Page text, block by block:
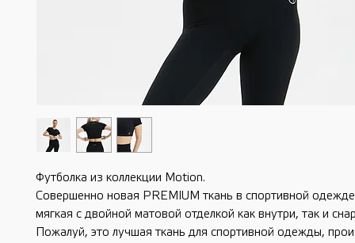
Футболка из коллекции Motion.
Совершенно новая PREMIUM ткань в спортивной
мягкая с двойной матовой отделкой как внутри, так и
Пожалуй, это лучшая ткань для спортивной одежды,